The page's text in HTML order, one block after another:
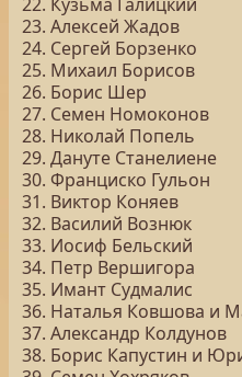
23. Алексей Жадов
24. Сергей Борзенко
25. Михаил Борисов
26. Борис Шер
27. Семен Номоконов
28. Николай Попель
29. Дануте Станелиене
30. Франциско Гульон
31. Виктор Коняев
32. Василий Вознюк
33. Иосиф Бельский
34. Петр Вершигора
35. Имант Судмалис
36. Наталья Ковшова и
37. Александр Колдунов
38. Борис Капустин и